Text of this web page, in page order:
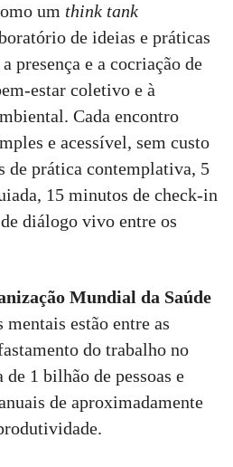
um think tank
de ideias e práticas
presença e a cocriação de
estar coletivo e à
Cada encontro
e acessível, sem custo
de prática contemplativa, 5
15 minutos de check-in
diálogo vivo entre os
Mundial da Saúde
mentais estão entre as
do trabalho no
1 bilhão de pessoas e
de aproximadamente